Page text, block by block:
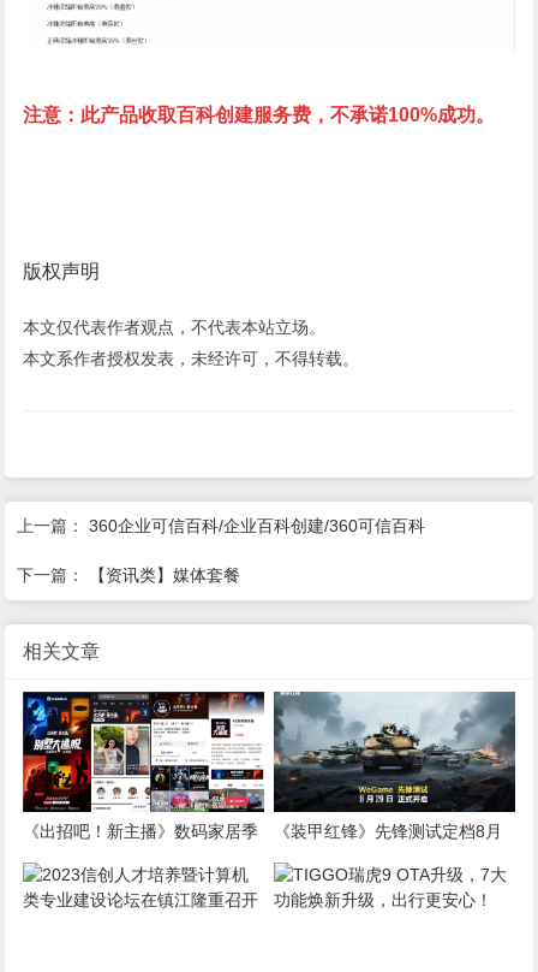
注意： 此产品收取百科创建服务费，不承诺100%成功。
版权声明
本文仅代表作者观点，不代表本站立场。
本文系作者授权发表，未经许可，不得转载。
上一篇：360企业可信百科/企业百科创建/360可信百科
下一篇： 【资讯类】媒体套餐
相关文章
《出招吧！新主播》数码家居季
圆满收官，“别墅大逃脱”实景闯
关解锁智慧生活“家”
《装甲红锋》先锋测试定档8月
29日！驾驭钢铁巨兽，重塑现代
装甲战争体验！